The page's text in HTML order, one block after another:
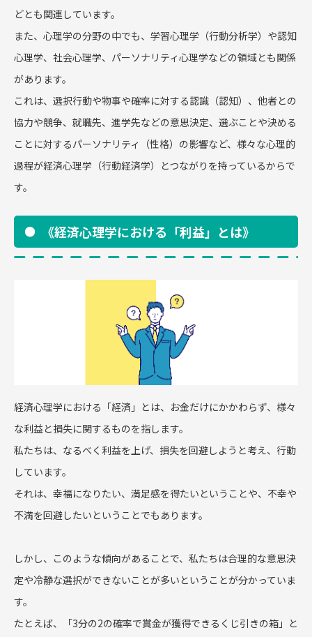
どとも関連しています。
また、心理学の分野の中でも、学習心理学（行動分析学）や認知
心理学、社会心理学、パーソナリティ心理学などの領域とも関係
があります。
これは、選択行動や物事や確率に対する認識（認知）、他者との
協力や競争、就職先、進学先などの意思決定、選ぶことや決める
ことに対するパーソナリティ（性格）の影響など、様々な心理的
過程が経済心理学（行動経済学）とつながりを持っているからで
す。
《経済心理学における「利益」とは》
経済心理学における「経済」とは、お金だけにかかわらず、様々
な利益と損失に関するものを指します。
私たちは、なるべく利益を上げ、損失を回避しようと考え、行動
しています。
それは、幸福になりたい、満足感を得たいということや、不幸や
不満を回避したいということでもあります。
しかし、このような傾向があることで、私たちは合理的な意思決
定や冷静な選択ができないことが多いということが分かっていま
す。
たとえば、「3分の2の確率で賞金が獲得できるくじ引きの箱」と